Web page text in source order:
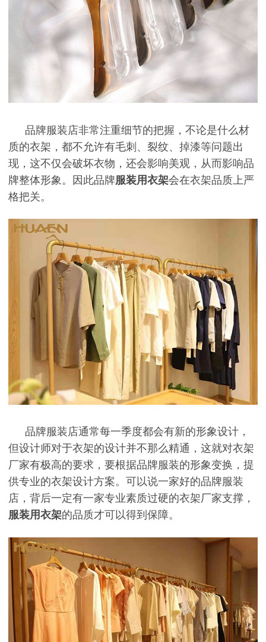
品牌服装店非常注重细节的把握，不论是什么材
质的衣架，都不允许有毛刺、裂纹、掉漆等问题出
现，这不仅会破坏衣物，还会影响美观，从而影响品
牌整体形象。因此品牌服装用衣架会在衣架品质上严
格把关。
品牌服装店通常每一季度都会有新的形象设计，
但设计师对于衣架的设计并不那么精通，这就对衣架
厂家有极高的要求，要根据品牌服装的形象变换，提
供专业的衣架设计方案。可以说一家好的品牌服装
店，背后一定有一家专业素质过硬的衣架厂家支撑，
服装用衣架的品质才可以得到保障。